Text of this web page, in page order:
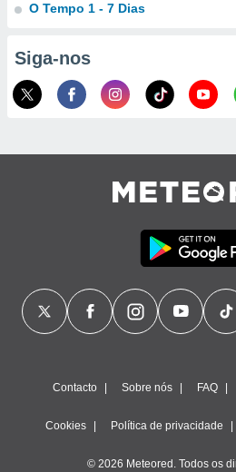
O Tempo 1 - 7 Dias
Siga-nos
Contacto Sobre nós FAQ
Cookies Política de privacidade
© 2026 Meteored. Todos os